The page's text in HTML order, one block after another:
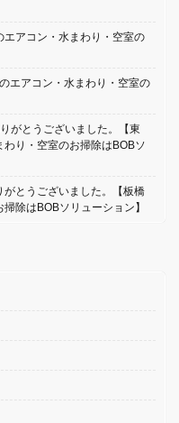
アコン・水まわり・空室の
エアコン・水まわり・空室の
がとうございました。【東
り・空室のお掃除はBOBソ
とうございました。【板橋
除はBOBソリューション】